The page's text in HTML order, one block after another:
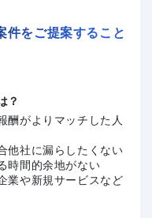
件をご提案すること
？
酬がよりマッチした人
他社に漏らしたくない
時間的余地がない
業や新規サービスなど